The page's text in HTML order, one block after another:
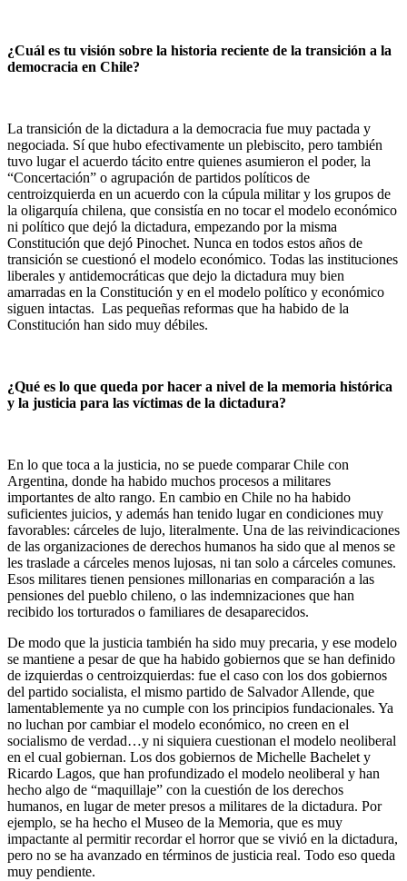
¿Cuál es tu visión sobre la historia reciente de la transición a la
democracia en Chile?
La transición de la dictadura a la democracia fue muy pactada y
negociada. Sí que hubo efectivamente un plebiscito, pero también
tuvo lugar el acuerdo tácito entre quienes asumieron el poder, la
“Concertación” o agrupación de partidos políticos de
centroizquierda en un acuerdo con la cúpula militar y los grupos de
la oligarquía chilena, que consistía en no tocar el modelo económico
ni político que dejó la dictadura, empezando por la misma
Constitución que dejó Pinochet. Nunca en todos estos años de
transición se cuestionó el modelo económico. Todas las instituciones
liberales y antidemocráticas que dejo la dictadura muy bien
amarradas en la Constitución y en el modelo político y económico
siguen intactas. Las pequeñas reformas que ha habido de la
Constitución han sido muy débiles.
¿Qué es lo que queda por hacer a nivel de la memoria histórica
y la justicia para las víctimas de la dictadura?
En lo que toca a la justicia, no se puede comparar Chile con
Argentina, donde ha habido muchos procesos a militares
importantes de alto rango. En cambio en Chile no ha habido
suficientes juicios, y además han tenido lugar en condiciones muy
favorables: cárceles de lujo, literalmente. Una de las reivindicaciones
de las organizaciones de derechos humanos ha sido que al menos se
les traslade a cárceles menos lujosas, ni tan solo a cárceles comunes.
Esos militares tienen pensiones millonarias en comparación a las
pensiones del pueblo chileno, o las indemnizaciones que han
recibido los torturados o familiares de desaparecidos.
De modo que la justicia también ha sido muy precaria, y ese modelo
se mantiene a pesar de que ha habido gobiernos que se han definido
de izquierdas o centroizquierdas: fue el caso con los dos gobiernos
del partido socialista, el mismo partido de Salvador Allende, que
lamentablemente ya no cumple con los principios fundacionales. Ya
no luchan por cambiar el modelo económico, no creen en el
socialismo de verdad…y ni siquiera cuestionan el modelo neoliberal
en el cual gobiernan. Los dos gobiernos de Michelle Bachelet y
Ricardo Lagos, que han profundizado el modelo neoliberal y han
hecho algo de “maquillaje” con la cuestión de los derechos
humanos, en lugar de meter presos a militares de la dictadura. Por
ejemplo, se ha hecho el Museo de la Memoria, que es muy
impactante al permitir recordar el horror que se vivió en la dictadura,
pero no se ha avanzado en términos de justicia real. Todo eso queda
muy pendiente.